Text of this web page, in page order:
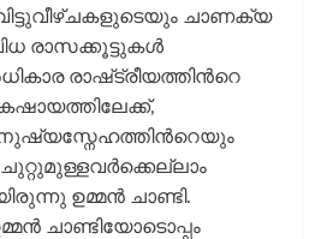
ചാണക്യ
രാസക്കൂട്ടുകൾ
രാഷ്‌ട്രീയത്തിന്‍റെ
ഉമ്മൻ ചാണ്ടി.
ചാണ്ടിയോടൊപ്പം